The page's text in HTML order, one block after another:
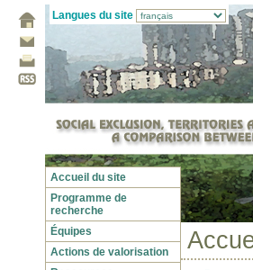
Langues du site
Accueil du site
Programme de
recherche
Équipes
Actions de valorisation